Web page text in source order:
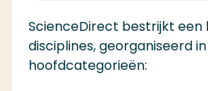
ScienceDirect bestrijkt een
disciplines, georganiseerd
hoofdcategorieën: